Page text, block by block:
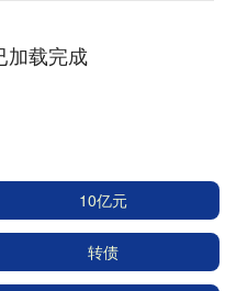
加载完成
10亿元
转债